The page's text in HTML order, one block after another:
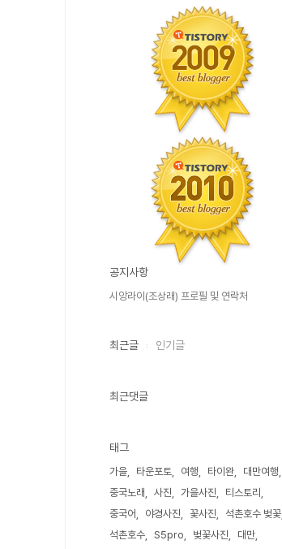
공지사항
시앙라이(조상래) 프로필 및 연락처
최근글 인기글
최근댓글
태그
가을 타운포토 여행 타이완
대만여행
중국노래
사진 가을사진
티스토리
중국어
야경사진 꽃사진
석촌호수 벚꽃
석촌호수
S5pro 벚꽃사진
대만